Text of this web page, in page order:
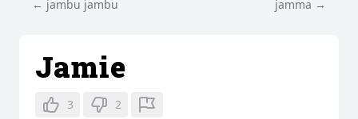
← jambu jambu jamma →
Jamie
3 2